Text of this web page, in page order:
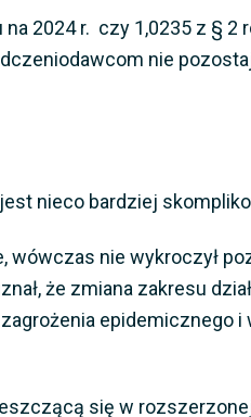
2024 r. czy 1,0235 z § 2
nie
nieco bardziej
wówczas nie wykroczył
że zmiana zakresu
epidemicznego i
się w